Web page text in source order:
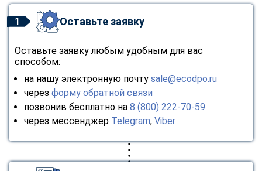
1 Оставьте заявку
Оставьте заявку любым удобным для вас
способом:
на нашу электронную почту sale@ecodpo.ru
через форму обратной связи
позвонив бесплатно на 8 (800) 222-70-59
через мессенджер Telegram, Viber